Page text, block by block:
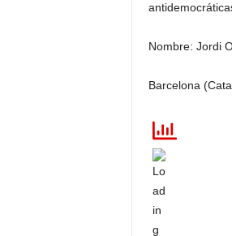
Nombre: Jordi
Barcelona